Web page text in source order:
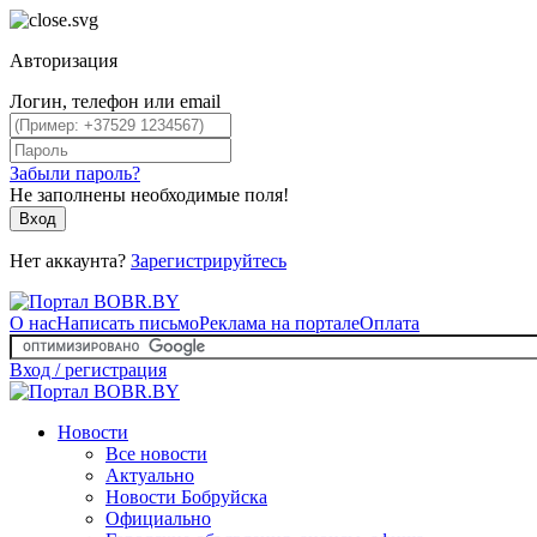
Авторизация
Логин, телефон или email
Забыли пароль?
Не заполнены необходимые поля!
Вход
Нет аккаунта? Зарегистрируйтесь
О насНаписать письмоРеклама на порталеОплата
Вход / регистрация
Новости
Все новости
Актуально
Новости Бобруйска
Официально